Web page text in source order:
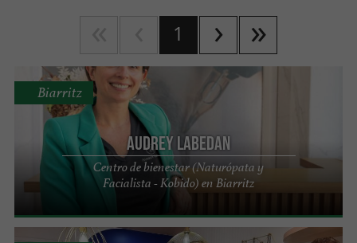
1
Audrey Labedan
Centro de bienestar (Naturópata y
Facialista - Kobido) en Biarritz
Biarritz